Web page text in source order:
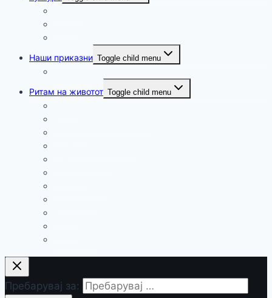
Наши приказни Toggle child menu
Ритам на животот Toggle child menu
Пребарувај за: